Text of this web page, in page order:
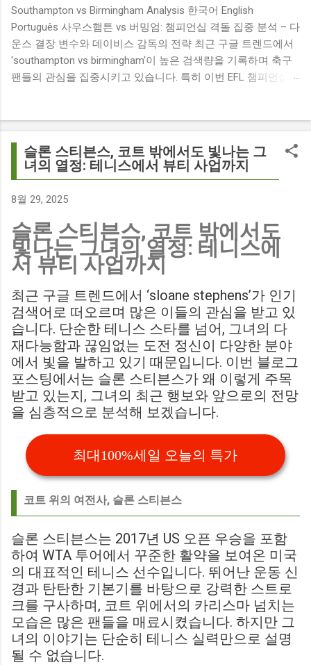
Southampton vs Birmingham Analysis 한국어 English
Português 사우스햄튼 vs 버밍엄: 챔피언십 격돌 집중 분석 – 다
운스 결장 변수와 데이비스 감독의 전략 최근 구글 트렌드에서
'southampton vs birmingham'이 높은 검색량을 기록하며 축구
팬들의 관심을 집중시키고 있습니다. 특히 이번 EFL 챔피언십
다음과 같습니다. The 9 players set to miss Southampton v
Birmingham City ft £7m striker Damion Downs : 사우스햄튼과
버밍엄 시티 경기에서 총 9명의 선수가 결장할 예정이며, 특히
700만 파운드 스트라이커 데미언 다운스의 결장은 사우스햄튼
Birmingham City LIVE Score Updates in EFL Championship
Match : 경기 당일 실시간 스코어 업데이트를 제공하는 뉴스로,
팬들의 높은 관심도를 반영합니다. Chris Davies: Birmingham
City boss says his side have to try to "be themselves" away
from home : 버밍엄 시티의 크리스 데이비스 감독은 원정 경기
에서 팀 고유의 색깔을 유지하는 것이 중요하다고 강조했습니
다. ...
슬론 스티븐스, 코트 밖에서도 빛나는 그
녀의 열정: 테니스에서 뷰티 사업까지
8월 29, 2025
슬론 스티븐스, 코트 밖에서도
빛나는 그녀의 열정: 테니스에
서 뷰티 사업까지
최근 구글 트렌드에서 ‘sloane stephens’가 인기
검색어로 떠오르며 많은 이들의 관심을 받고 있
습니다. 단순한 테니스 스타를 넘어, 그녀의 다
재다능함과 끊임없는 도전 정신이 다양한 분야
에서 빛을 발하고 있기 때문입니다. 이번 블로그
포스팅에서는 슬론 스티븐스가 왜 이렇게 주목
받고 있는지, 그녀의 최근 행보와 앞으로의 전망
을 심층적으로 분석해 보겠습니다.
최대100%세일 오늘의 특가
코트 위의 여전사, 슬론 스티븐스
슬론 스티븐스는 2017년 US 오픈 우승을 포함
하여 WTA 투어에서 꾸준한 활약을 보여온 미국
의 대표적인 테니스 선수입니다. 뛰어난 운동 신
경과 탄탄한 기본기를 바탕으로 강력한 스트로
크를 구사하며, 코트 위에서의 카리스마 넘치는
모습은 많은 팬들을 매료시켰습니다. 하지만 그
녀의 이야기는 단순히 테니스 실력만으로 설명
될 수 없습니다.